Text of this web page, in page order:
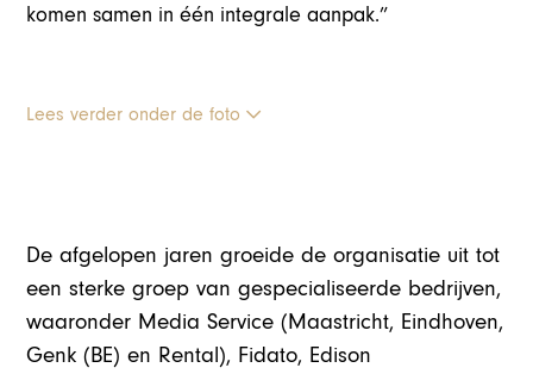
komen samen in één integrale aanpak.”
Lees verder onder de foto
De afgelopen jaren groeide de organisatie uit tot
een sterke groep van gespecialiseerde bedrijven,
waaronder Media Service (Maastricht, Eindhoven,
Genk (BE) en Rental), Fidato, Edison